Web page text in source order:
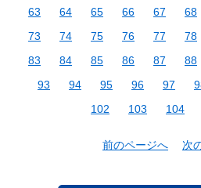
63
64 65 66 67 68
73
74 75 76 77 78
83
84 85 86 87 88
93
94 95 96 97
102
103 104
前のページへ 次